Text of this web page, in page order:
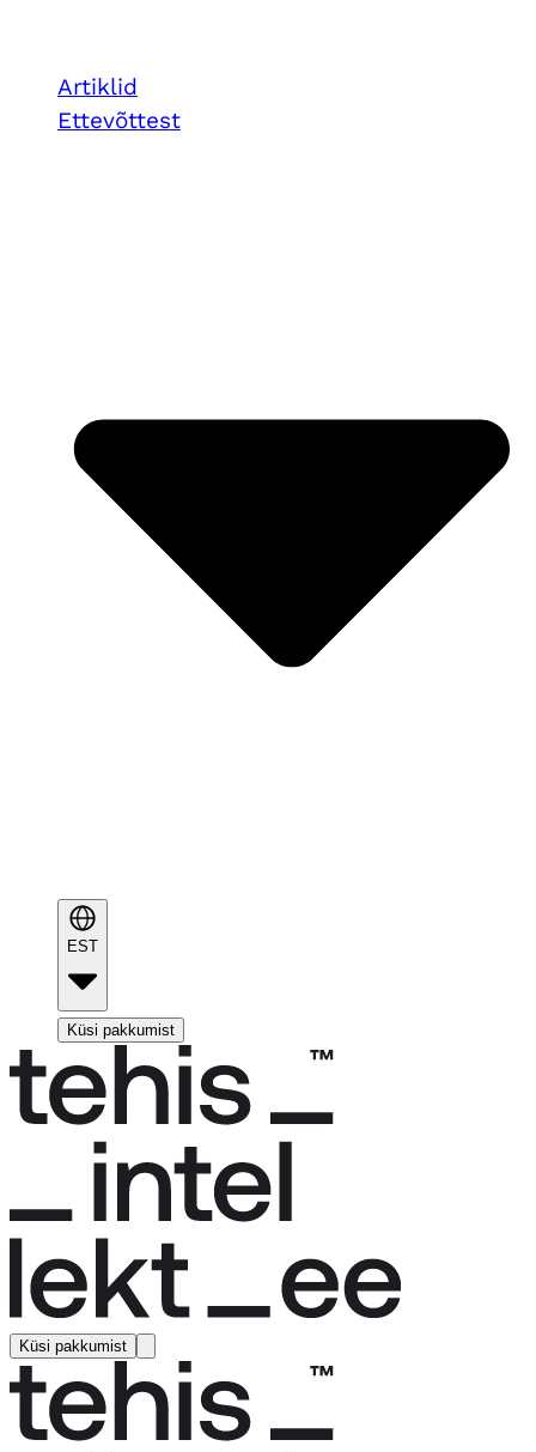
Artiklid
Ettevõttest
EST
Küsi pakkumist
Küsi pakkumist